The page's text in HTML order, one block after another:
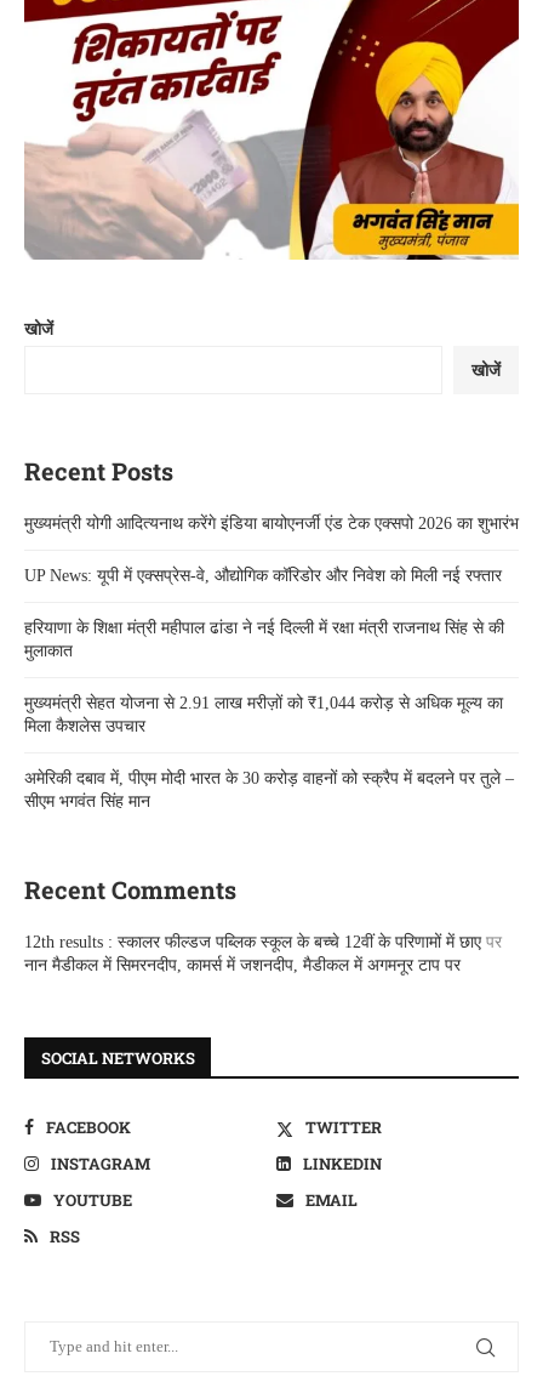
खोजें
खोजें
Recent Posts
मुख्यमंत्री योगी आदित्यनाथ करेंगे इंडिया बायोएनर्जी एंड टेक एक्सपो 2026 का शुभारंभ
UP News: यूपी में एक्सप्रेस-वे, औद्योगिक कॉरिडोर और निवेश को मिली नई रफ्तार
हरियाणा के शिक्षा मंत्री महीपाल ढांडा ने नई दिल्ली में रक्षा मंत्री राजनाथ सिंह से की
मुलाकात
मुख्यमंत्री सेहत योजना से 2.91 लाख मरीज़ों को ₹1,044 करोड़ से अधिक मूल्य का
मिला कैशलेस उपचार
अमेरिकी दबाव में, पीएम मोदी भारत के 30 करोड़ वाहनों को स्क्रैप में बदलने पर तुले –
सीएम भगवंत सिंह मान
Recent Comments
12th results : स्कालर फील्डज पब्लिक स्कूल के बच्चे 12वीं के परिणामों में छाएपर
नान मैडीकल में सिमरनदीप, कामर्स में जशनदीप, मैडीकल में अगमनूर टाप पर
SOCIAL NETWORKS
FACEBOOK
TWITTER
INSTAGRAM
LINKEDIN
YOUTUBE
EMAIL
RSS